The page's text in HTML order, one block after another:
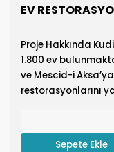
EV
Proje Hakkında
1.800 ev
ve Mescid-i
restorasyonlarını
Sepete Ekle